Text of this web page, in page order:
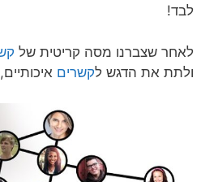
לבד!
לאחר שצברנו מסה קריטית של
ולתת את הדגש לקשרים